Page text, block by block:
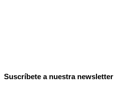
Suscríbete a nuestra newsletter